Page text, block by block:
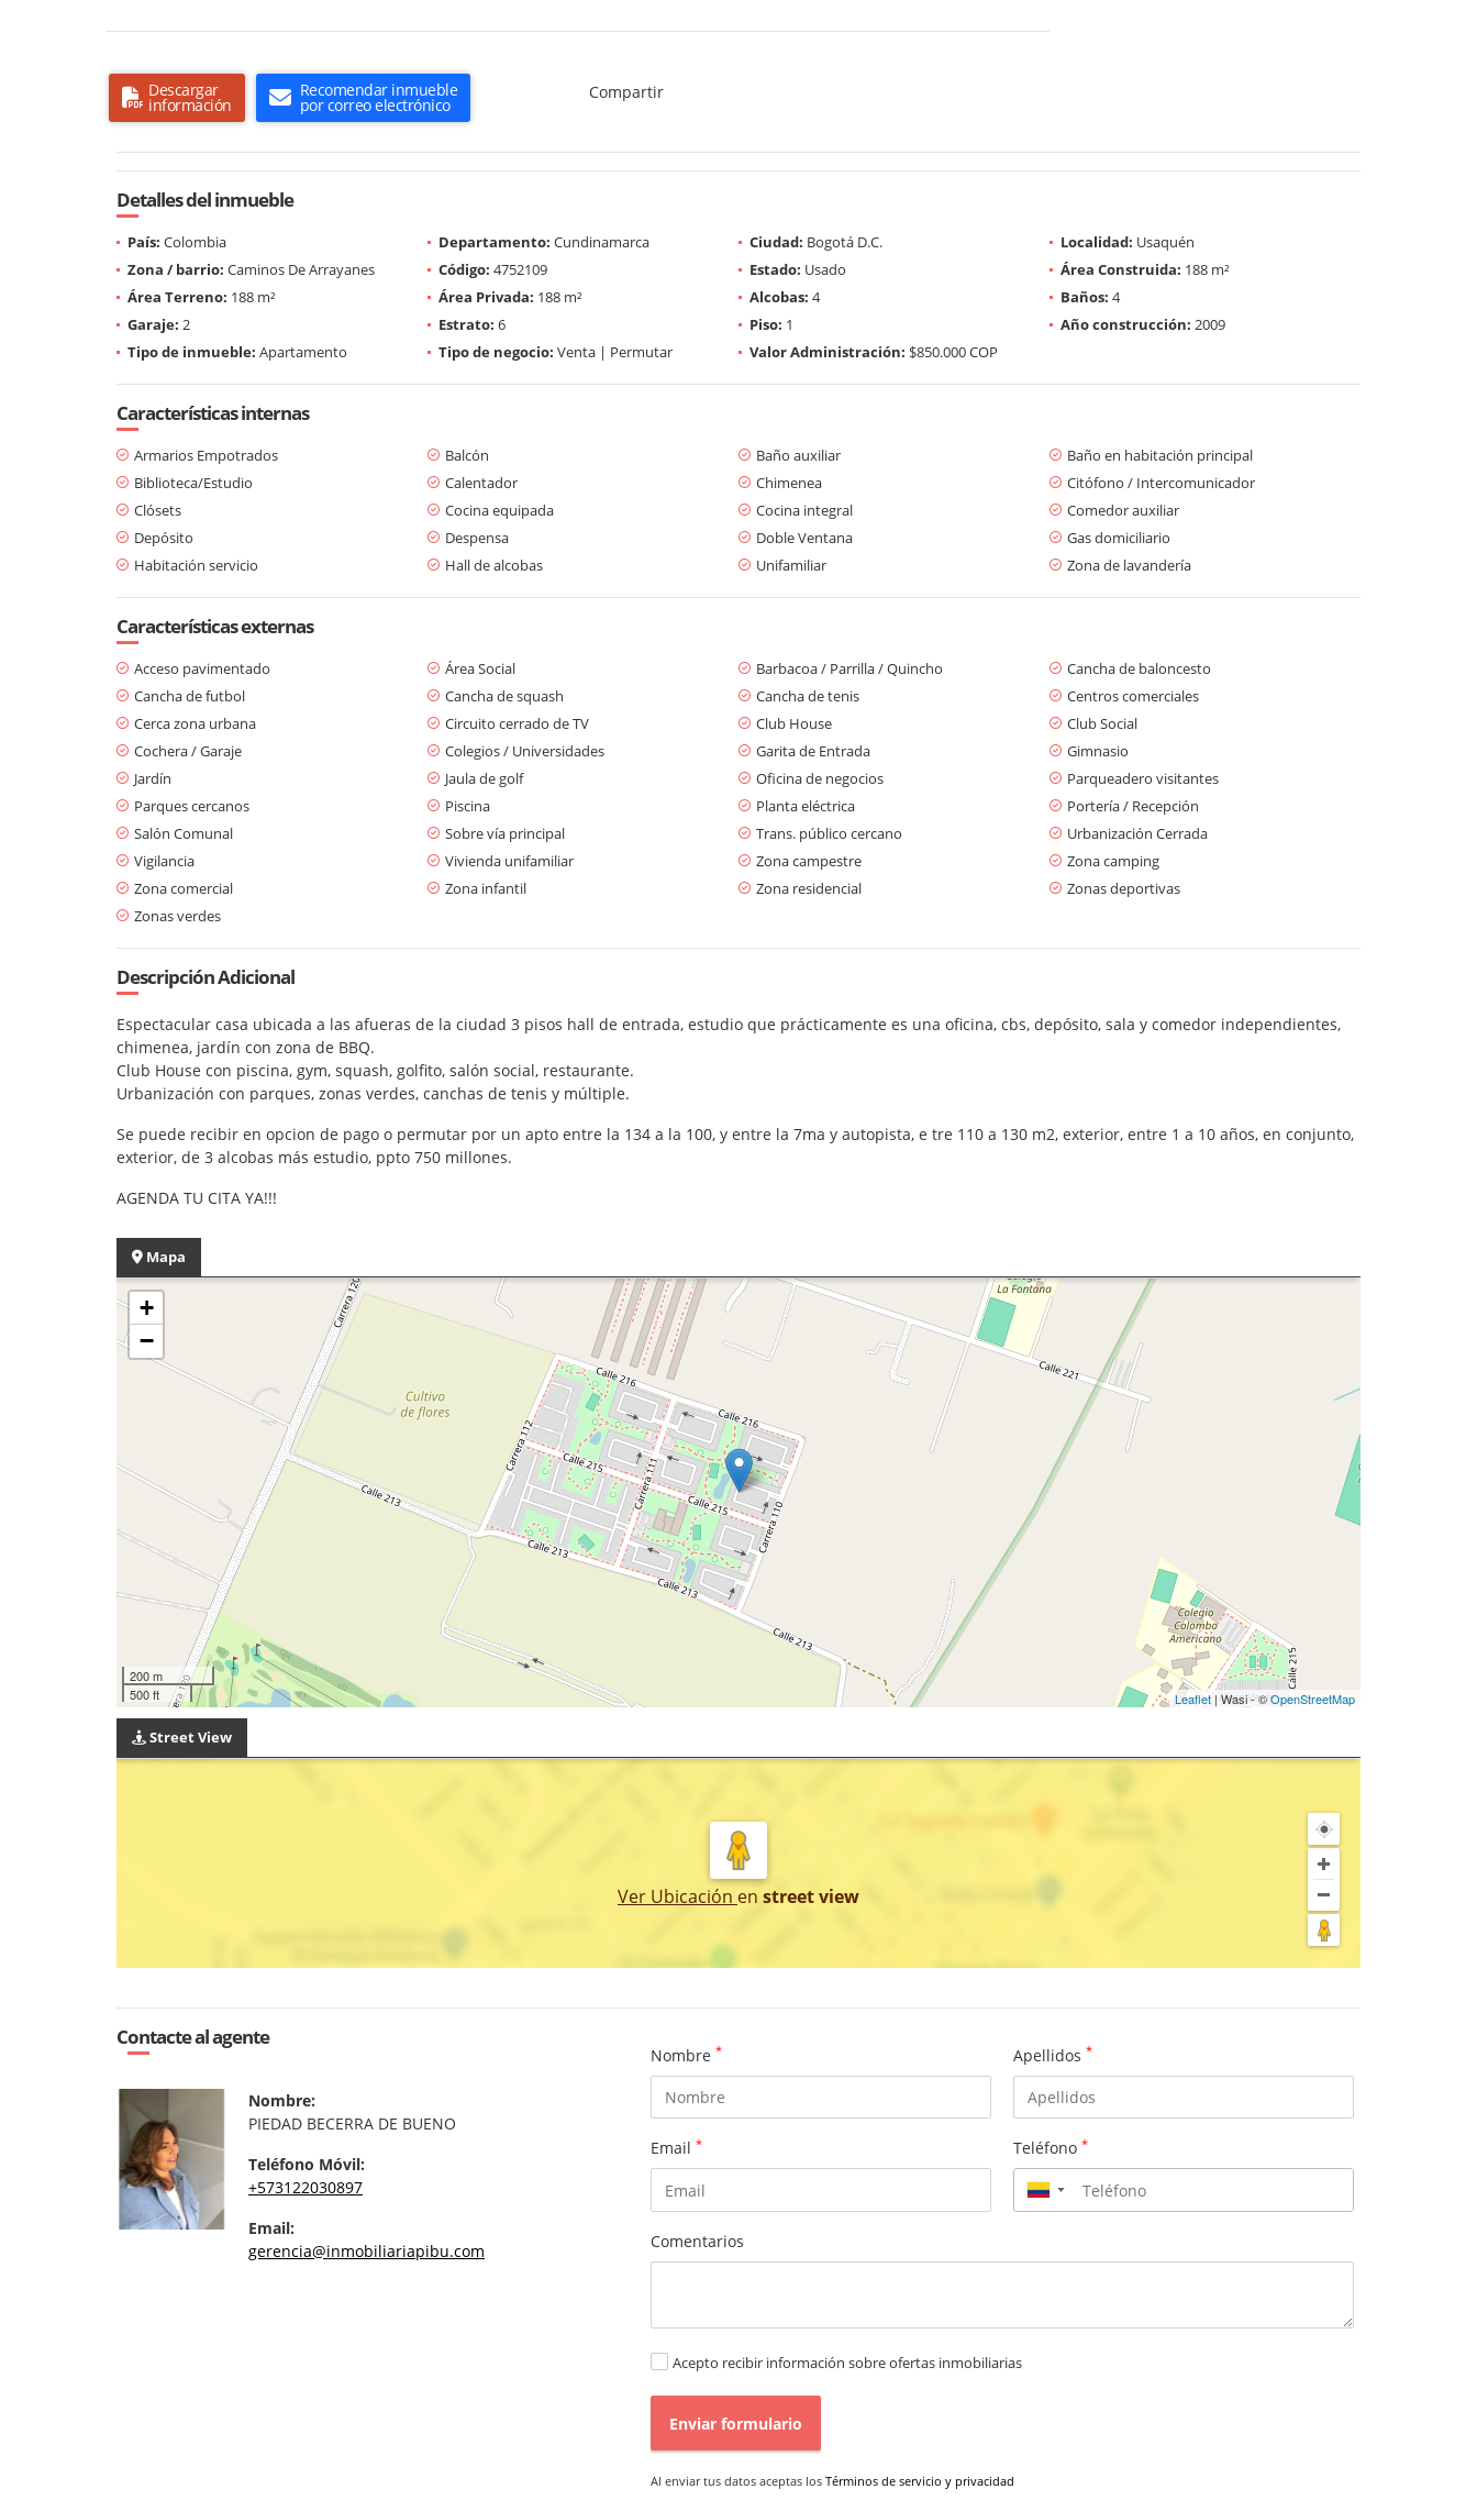
Descargar
información
Recomendar inmueble
por correo electrónico
Compartir
Detalles del inmueble
País: Colombia Departamento: Cundinamarca Ciudad: Bogotá D.C. Localidad: Usaquén
Zona / barrio: Caminos De Arrayanes Código: 4752109 Estado: Usado Área Construida: 188 m²
Área Terreno: 188 m² Área Privada: 188 m² Alcobas: 4 Baños: 4
Garaje: 2 Estrato: 6 Piso: 1 Año construcción: 2009
Tipo de inmueble: Apartamento Tipo de negocio: Venta | Permutar Valor Administración: $850.000 COP
Características internas
Armarios Empotrados Balcón Baño auxiliar
Baño en habitación principal
Biblioteca/Estudio
Calentador Chimenea
Citófono / Intercomunicador
Clósets
Cocina equipada Cocina integral
Comedor auxiliar
Depósito
Despensa Doble Ventana
Gas domiciliario
Habitación servicio
Hall de alcobas Unifamiliar Zona de lavandería
Características externas
Acceso pavimentado Área Social Barbacoa / Parrilla / Quincho
Cancha de baloncesto
Cancha de futbol
Cancha de squash Cancha de tenis
Centros comerciales
Cerca zona urbana
Circuito cerrado de TV Club House
Club Social
Cochera / Garaje
Colegios / Universidades Garita de Entrada
Gimnasio
Jardín
Jaula de golf Oficina de negocios
Parqueadero visitantes
Parques cercanos
Piscina Planta eléctrica
Portería / Recepción
Salón Comunal
Sobre vía principal Trans. público cercano
Urbanización Cerrada
Vigilancia
Vivienda unifamiliar Zona campestre
Zona camping
Zona comercial
Zona infantil Zona residencial
Zonas deportivas
Zonas verdes
Descripción Adicional
Espectacular casa ubicada a las afueras de la ciudad 3 pisos hall de entrada, estudio que prácticamente es una oficina, cbs, depósito, sala y comedor independientes,
chimenea, jardín con zona de BBQ.
Club House con piscina, gym, squash, golfito, salón social, restaurante.
Urbanización con parques, zonas verdes, canchas de tenis y múltiple.
Se puede recibir en opcion de pago o permutar por un apto entre la 134 a la 100, y entre la 7ma y autopista, e tre 110 a 130 m2, exterior, entre 1 a 10 años, en conjunto,
exterior, de 3 alcobas más estudio, ppto 750 millones.
AGENDA TU CITA YA!!!
Mapa
+
−
200 m
500 ft
Leaflet| Wasi - ©OpenStreetMap
Street View
Ver Ubicación en street view
Contacte al agente
Nombre:
PIEDAD BECERRA DE BUENO
Teléfono Móvil:
+573122030897
Email:
gerencia@inmobiliariapibu.com
Nombre * Apellidos *
Email * Teléfono *
▼
Comentarios
Acepto recibir información sobre ofertas inmobiliarias
Enviar formulario
Al enviar tus datos aceptas los Términos de servicio y privacidad